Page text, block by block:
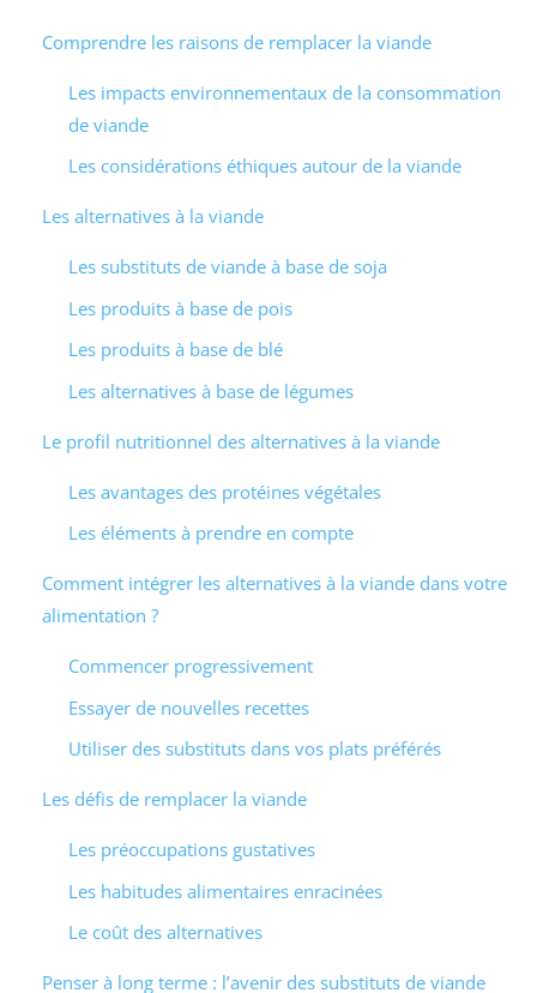
Comprendre les raisons de remplacer la viande
Les impacts environnementaux de la consommation
de viande
Les considérations éthiques autour de la viande
Les alternatives à la viande
Les substituts de viande à base de soja
Les produits à base de pois
Les produits à base de blé
Les alternatives à base de légumes
Le profil nutritionnel des alternatives à la viande
Les avantages des protéines végétales
Les éléments à prendre en compte
Comment intégrer les alternatives à la viande dans votre
alimentation ?
Commencer progressivement
Essayer de nouvelles recettes
Utiliser des substituts dans vos plats préférés
Les défis de remplacer la viande
Les préoccupations gustatives
Les habitudes alimentaires enracinées
Le coût des alternatives
Penser à long terme : l’avenir des substituts de viande